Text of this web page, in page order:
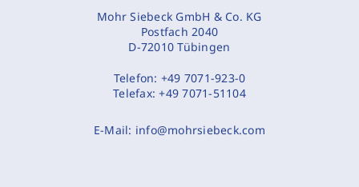
Mohr Siebeck GmbH & Co. KG
Postfach 2040
D-72010 Tübingen
Telefon: +49 7071-923-0
Telefax:+49 7071-51104
E-Mail: info@mohrsiebeck.com